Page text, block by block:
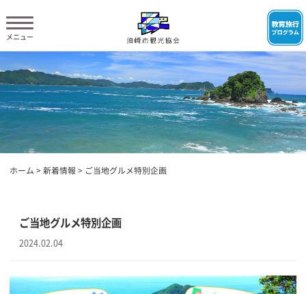
ホーム > 新着情報 > ご当地グルメ特別企画
ご当地グルメ特別企画
2024.02.04